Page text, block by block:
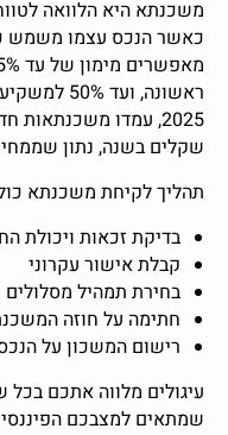
משכנתא היא הלוואה
כאשר הנכס עצמו משמש
ראשונה,
שקלים בשנה, נתון
תהליך לקיחת משכנתא
בדיקת זכאות ויכולת
קבלת אישור עקרוני
בחירת תמהיל מסלולים
חתימה על חוזה
רישום המשכון על
עיגולים מלווה אתכם
שמתאים למצבכם